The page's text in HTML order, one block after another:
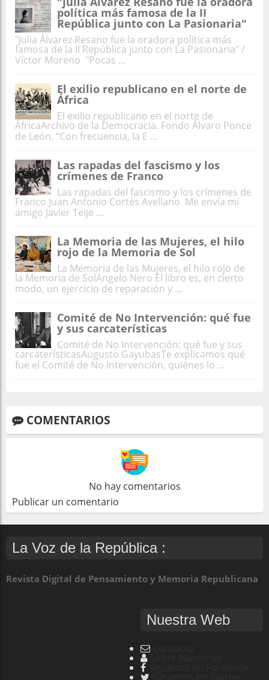
política más famosa de la II
República junto con La Pasionaria"
"Julia Álvarez Resano fue la oradora política más
famosa de la II República junto con La Pasionaria" /
Víctor Moreno "Pocas ...
El exilio republicano en el norte de
África
El exilio republicano en el norte de
ÁfricaArchivo de la Democracia. Fondo Álvaro Ponce
de León. “Con frecuencia, la E ...
Las rapadas del fascismo y los
crímenes de Franco
Las rapadas del fascismo y los crímenes de
Franco Juan Antonio Cortés Avellano Me envía mi
amigo Javier Teije ...
La Memoria de las Mujeres, el hilo
rojo de la Memoria de Sol
La Memoria de las Mujeres, el hilo rojo de
la Memoria de SolAngelo Nero El libro es, en cierto
modo, un ejercicio de reparación y ...
Comité de No Intervención: qué fue
y sus carcaterísticas
Comité de No Intervención: qué fue y sus
carcaterísticasAugusto GayubasTe explicamos qué
fue el Comité de No Intervención, quiénes lo ...
COMENTARIOS
No hay comentarios
Publicar un comentario
La Voz de la República :
Revista Digital de Pensamiento y Memoria Republicana
Nuestra Web